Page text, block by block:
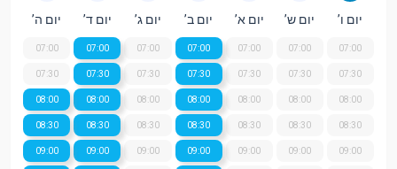
יום ו’
07:00
07:30
08:00
08:30
09:00
יום ש’
07:00
07:30
08:00
08:30
09:00
יום א’
07:00
07:30
08:00
08:30
09:00
יום ב’
07:00
07:30
08:00
08:30
09:00
יום ג’
07:00
07:30
08:00
08:30
09:00
יום ד’
07:00
07:30
08:00
08:30
09:00
יום ה’
07:00
07:30
08:00
08:30
09:00